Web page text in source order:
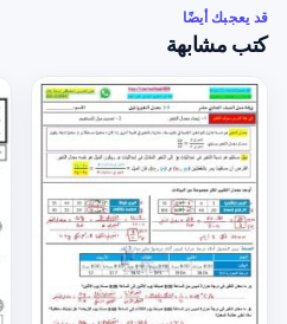
قد يعجبك أيضًا
كتب مشابهة